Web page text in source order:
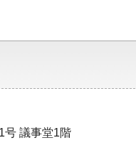
号 議事堂1階